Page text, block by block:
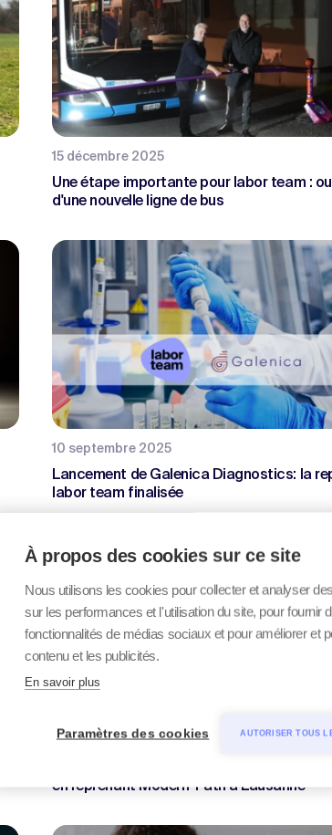
15 décembre 2025
Une étape importante pour labor team :
d'une nouvelle ligne de bus
10 septembre 2025
Lancement de Galenica Diagnostics: la
labor team finalisée
24 janvier 2025
en reprenant Modern-Path à Lausanne
À propos des cookies sur ce site
Nous utilisons les cookies pour collecter et analyser
sur les performances et l'utilisation du site, pour fournir
fonctionnalités de médias sociaux et pour améliorer et
contenu et les publicités.
En savoir plus
Paramètres des cookies AUTORISER TOUS